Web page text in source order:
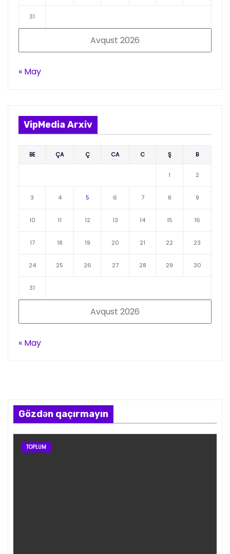
Avqust 2026
31
« May
VipMedia Arxiv
Avqust 2026
BE ÇA Ç CA C Ş B
1 2
3 4 5 6 7 8 9
10 11 12 13 14 15 16
17 18 19 20 21 22 23
24 25 26 27 28 29 30
31
« May
Gözdən qaçırmayın
TOPLUM